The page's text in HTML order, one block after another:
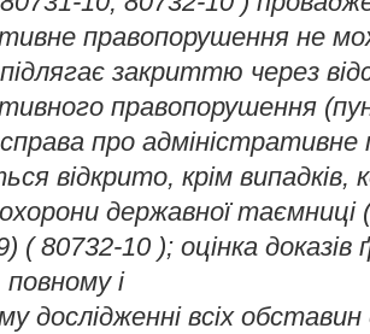
правопорушення не
закриттю через
правопорушення
про
відкрито, крім випадків,
державної
( 80732-10 ); оцінка доказів
повному і
дослідженні всіх обставин